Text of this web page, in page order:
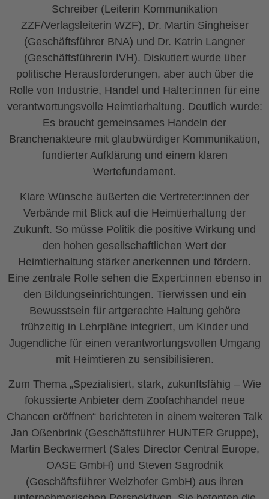
Schreiber (Leiterin Kommunikation
ZZF/Verlagsleiterin WZF), Dr. Martin Singheiser
(Geschäftsführer BNA) und Dr. Katrin Langner
(Geschäftsführerin IVH). Diskutiert wurde über
politische Herausforderungen, aber auch über die
Rolle von Industrie, Handel und Halter:innen für eine
verantwortungsvolle Heimtierhaltung. Deutlich wurde:
Es braucht gemeinsames Handeln der
Branchenakteure mit glaubwürdiger Kommunikation,
fundierter Aufklärung und einem klaren
Wertefundament.
Klare Wünsche äußerten die Vertreter:innen der
Verbände mit Blick auf die Heimtierhaltung der
Zukunft. So müsse Politik die positive Wirkung und
den hohen gesellschaftlichen Wert der
Heimtierhaltung stärker anerkennen und fördern.
Eine zentrale Rolle sehen die Expert:innen ebenso in
den Bildungseinrichtungen. Tierwissen und ein
Bewusstsein für artgerechte Haltung gehöre
frühzeitig in Lehrpläne integriert, um Kinder und
Jugendliche für einen verantwortungsvollen Umgang
mit Heimtieren zu sensibilisieren.
Zum Thema „Spezialisiert, stark, zukunftsfähig – Wie
fokussierte Anbieter dem Zoofachhandel neue
Chancen eröffnen“ berichteten in einem weiteren Talk
Jan Oßenbrink (Geschäftsführer HUNTER Gruppe),
Martin Beckwermert (Sales Director Central Europe,
OASE GmbH) und Steven Sagrodnik
(Geschäftsführer Welzhofer GmbH) aus ihren